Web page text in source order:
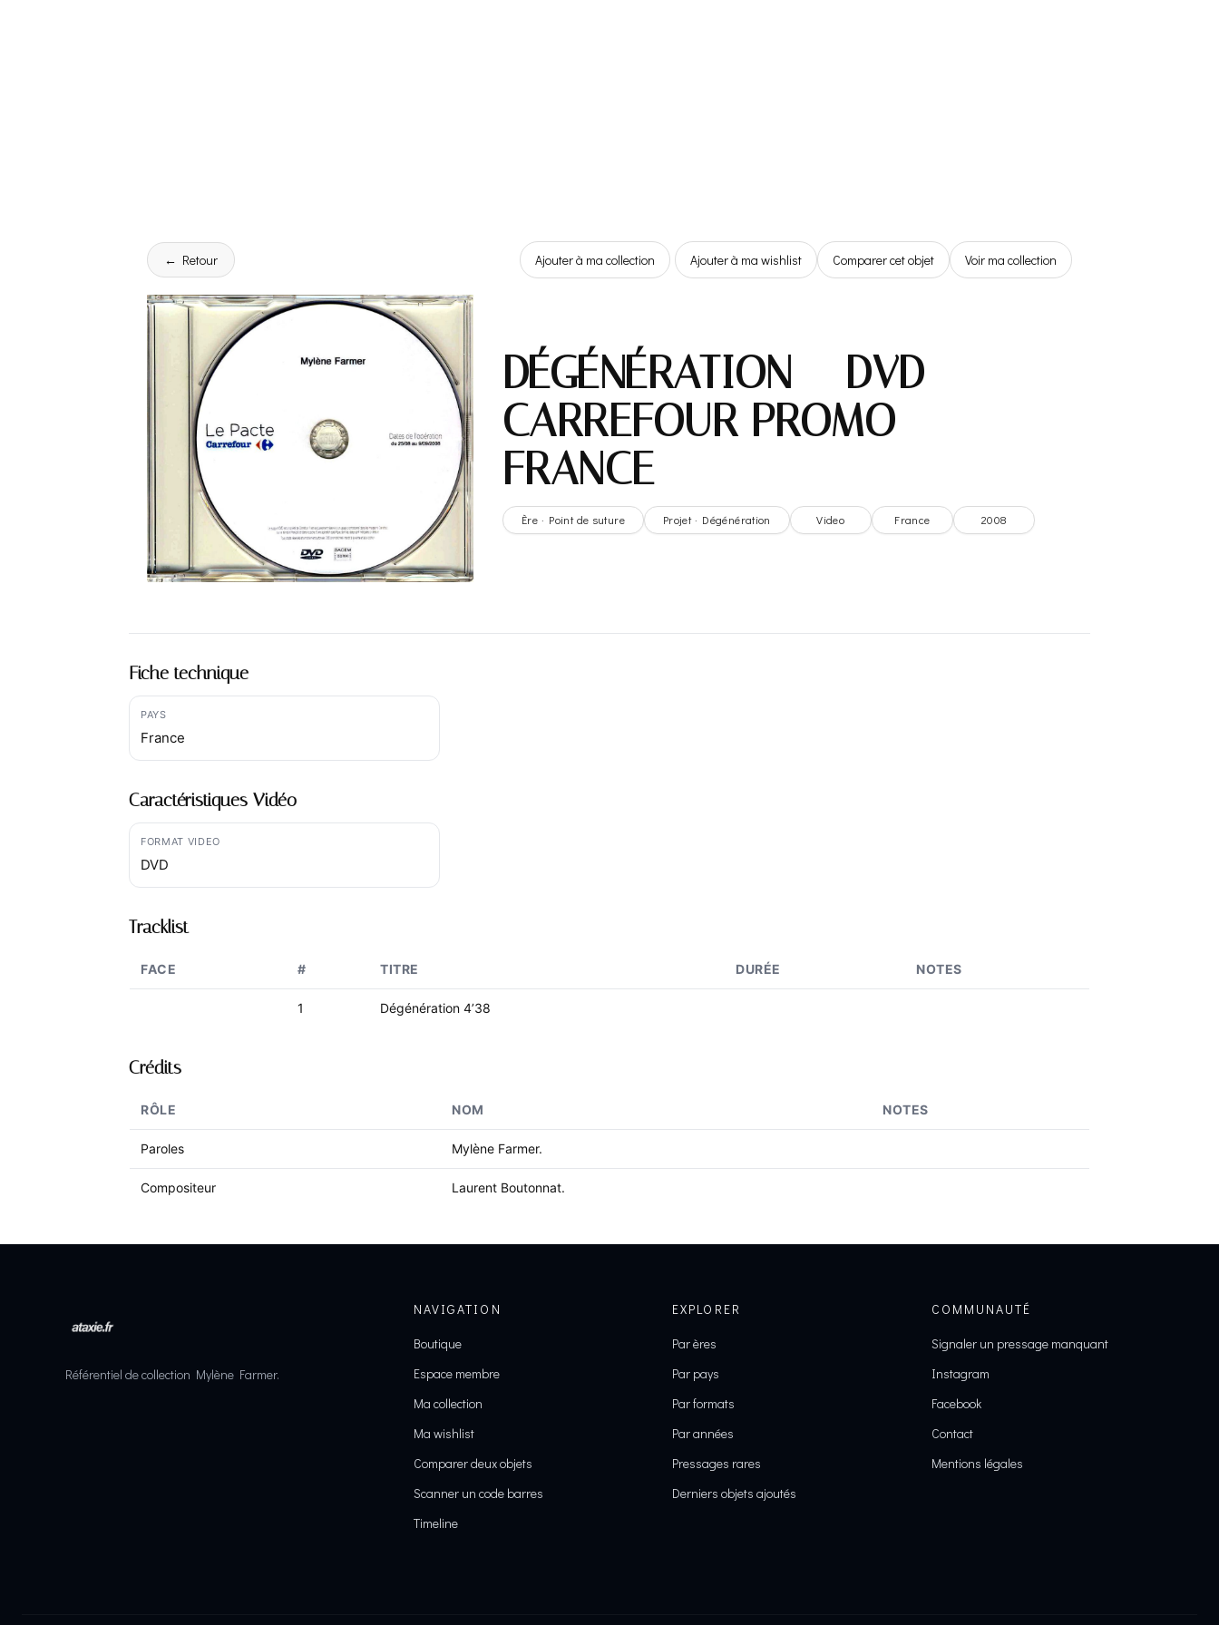
← Retour Ajouter à ma collection Ajouter à ma wishlist Comparer cet objet Voir ma collection
DÉGÉNÉRATION – DVD
CARREFOUR PROMO –
FRANCE
Ère · Point de suture Projet · Dégénération Video France 2008
Fiche technique
PAYS
France
Caractéristiques Vidéo
FORMAT VIDEO
DVD
Tracklist
FACE # TITRE DURÉE NOTES
1 Dégénération 4’38
Crédits
RÔLE NOM NOTES
Paroles Mylène Farmer.
Compositeur Laurent Boutonnat.
Référentiel de collection Mylène Farmer.
NAVIGATION
Boutique
Espace membre
Ma collection
Ma wishlist
Comparer deux objets
Scanner un code barres
Timeline
EXPLORER
Par ères
Par pays
Par formats
Par années
Pressages rares
Derniers objets ajoutés
COMMUNAUTÉ
Signaler un pressage manquant
Instagram
Facebook
Contact
Mentions légales